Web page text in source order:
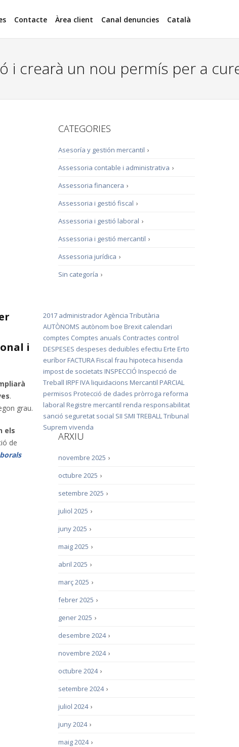
Contacte Àrea client Canal denuncies Català
i crearà un nou permís per a
i
.
grau.
els
de
CATEGORIES
›
Asesoría y gestión mercantil
›
Assessoria contable i administrativa
›
Assessoria financera
›
Assessoria i gestió fiscal
›
Assessoria i gestió laboral
›
Assessoria i gestió mercantil
›
Assessoria jurídica
›
Sin categoría
2017 administradorAgència Tributària
AUTÒNOMS autònom boe Brexit calendari
comptes Comptes anuals Contractes control
DESPESES despeses deduïbles efectiu Erte Erto
euríbor FACTURA Fiscal frau hipoteca hisenda
impost de societats INSPECCIÓ Inspecció de
Treball IRPF IVA liquidacions Mercantil PARCIAL
permisos Protecció de dades pròrroga reforma
laboral Registre mercantil renda responsabilitat
sanció seguretat social SII SMI TREBALLTribunal
Suprem vivenda
ARXIU
›
novembre 2025
›
octubre 2025
›
setembre 2025
›
juliol 2025
›
juny 2025
›
maig 2025
›
abril 2025
›
març 2025
›
febrer 2025
›
gener 2025
›
desembre 2024
›
novembre 2024
›
octubre 2024
›
setembre 2024
›
juliol 2024
›
juny 2024
›
maig 2024